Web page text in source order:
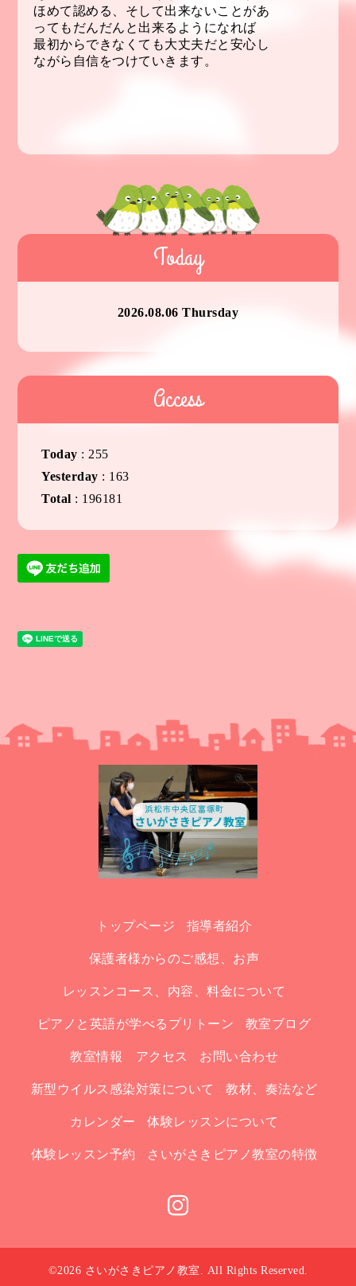
ほめて認める、そして出来ないことがあ
ってもだんだんと出来るようになれば
最初からできなくても大丈夫だと安心し
ながら自信をつけていきます。
Today
2026.08.06 Thursday
Access
Today : 255
Yesterday : 163
Total : 196181
トップページ 指導者紹介
保護者様からのご感想、お声
レッスンコース、内容、料金について
ピアノと英語が学べるプリトーン 教室ブログ
教室情報 アクセス お問い合わせ
新型ウイルス感染対策について 教材、奏法など
カレンダー 体験レッスンについて
体験レッスン予約 さいがさきピアノ教室の特徴
©2026 さいがさきピアノ教室 . All Rights Reserved.